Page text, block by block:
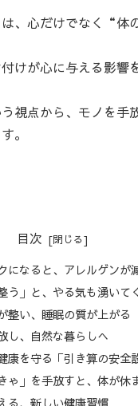
、心だけでなく“体
けが心に与える影響
視点から、モノを手
。
目次
になると、アレルゲンが
う」と、やる気も湧いて
整い、睡眠の質が上がる
し、自然な暮らしへ
康を守る「引き算の安全
ゃ」を手放すと、体が休